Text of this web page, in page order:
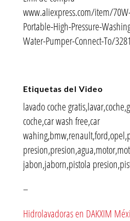
www.aliexpress.com/item/
Portable-High-Pressure-
Water-Pumper-Connect-To/
Etiquetas del Video
lavado coche
coche,car wash free,car
jabon,jaborn,pistola
–
Hidrolavadoras en DAKXIM